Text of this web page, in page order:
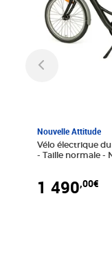
Nouvelle Attitude
Vélo électrique
- Taille normale -
1 490,00€